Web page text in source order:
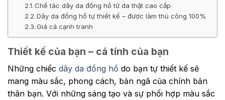
Chế tác dây da đồng hồ từ da thật cao cấp
Dây da đồng hồ tự thiết kế – được làm thủ công 100%
Giá cả cạnh tranh
Thiết kế của bạn – cá tính của bạn
Những chiếc dây da đồng hồ do bạn tự thiết kế sẽ
mang màu sắc, phong cách, bản ngã của chính bản
thân bạn. Với những sáng tạo và sự phối hợp màu sắc